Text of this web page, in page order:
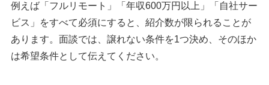
例えば「フルリモート」「年収600万円以上」「自社サー
ビス」をすべて必須にすると、紹介数が限られることが
あります。面談では、譲れない条件を1つ決め、そのほか
は希望条件として伝えてください。